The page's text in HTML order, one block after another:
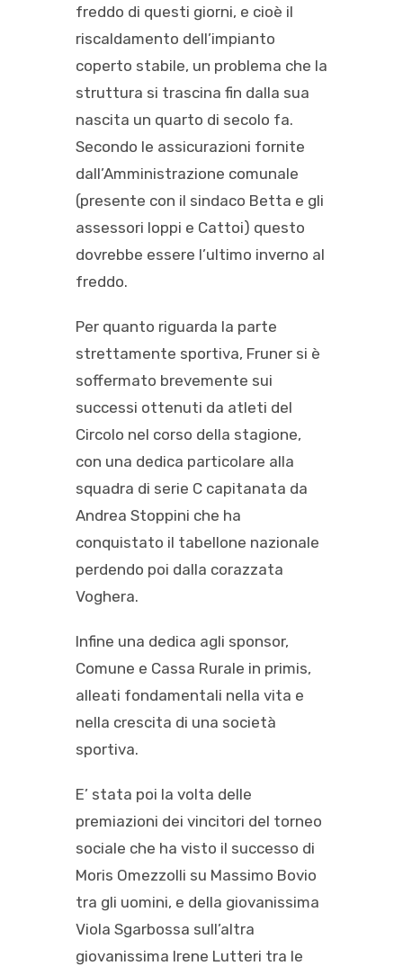
freddo di questi giorni, e cioè il
riscaldamento dell’impianto
coperto stabile, un problema che la
struttura si trascina fin dalla sua
nascita un quarto di secolo fa.
Secondo le assicurazioni fornite
dall’Amministrazione comunale
(presente con il sindaco Betta e gli
assessori Ioppi e Cattoi) questo
dovrebbe essere l’ultimo inverno al
freddo.
Per quanto riguarda la parte
strettamente sportiva, Fruner si è
soffermato brevemente sui
successi ottenuti da atleti del
Circolo nel corso della stagione,
con una dedica particolare alla
squadra di serie C capitanata da
Andrea Stoppini che ha
conquistato il tabellone nazionale
perdendo poi dalla corazzata
Voghera.
Infine una dedica agli sponsor,
Comune e Cassa Rurale in primis,
alleati fondamentali nella vita e
nella crescita di una società
sportiva.
E’ stata poi la volta delle
premiazioni dei vincitori del torneo
sociale che ha visto il successo di
Moris Omezzolli su Massimo Bovio
tra gli uomini, e della giovanissima
Viola Sgarbossa sull’altra
giovanissima Irene Lutteri tra le